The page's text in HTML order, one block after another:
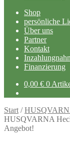
Shop
persönliche
Über uns
Partner
Kontakt
Finanzierung
0,00 € 0
Start /
HUSQVARNA
Angebot!